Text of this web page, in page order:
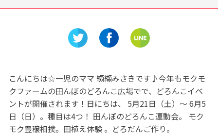
える！
志摩スペイン村で遊ぼう！遊
情報をご紹介！
ここか
こんにちは☆一児のママ 纐纈みさきです♪今年もモクモ
クファームの田んぼのどろんこ広場でで、どろんこイベ
ントが開催されます！日にちは、 5月21日（土）～ 6月5
日（日）。種目は4つ！ 田んぼのどろんこ運動会。 モク
モク豊穣相撲。田植え体験 。どろだんご作り。